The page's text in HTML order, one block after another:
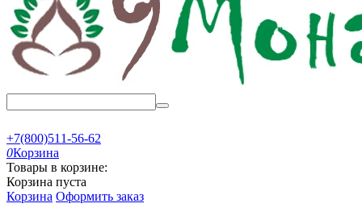
+7(800)511-56-62
0Корзина
Товары в корзине:
Корзина пуста
Корзина Оформить заказ